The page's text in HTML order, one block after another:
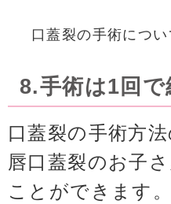
口蓋裂の手術につい
8.手術は1回
口蓋裂の手術方
唇口蓋裂のお子
ことができます。